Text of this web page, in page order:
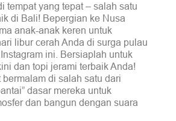
tempat yang tepat – salah satu
di Bali! Bepergian ke Nusa
anak-anak keren untuk
libur cerah Anda di surga pulau
ini. Bersiaplah untuk
dan topi jerami terbaik Anda!
di salah satu dari
dasar mereka untuk
dan bangun dengan suara